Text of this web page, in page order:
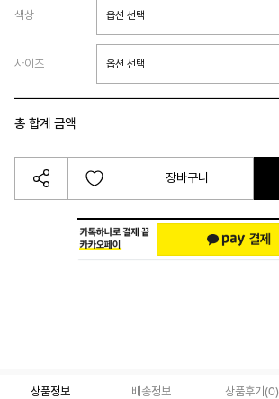
색상
사이즈
총 합계 금액
장바구니
상품정보 배송정보 상품후기(0)